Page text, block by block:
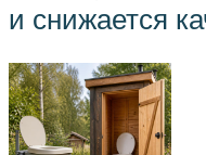
и снижается